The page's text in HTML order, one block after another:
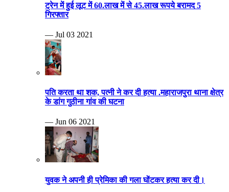
ट्रेन में हुई लूट में 60.लाख में से 45.लाख रूपये बरामद 5
गिरफ्तार
— Jul 03 2021
पति करता था शक, पत्नी ने कर दी हत्या .महाराजपुरा थाना क्षेत्र
के डांग गुठीना गांव की घटना
— Jun 06 2021
युवक ने अपनी ही प्रेमिका की गला घोंटकर हत्या कर दी।